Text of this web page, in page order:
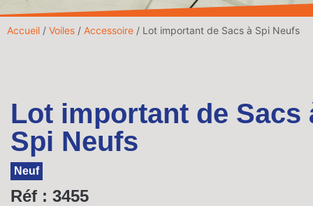
Accueil / Voiles / Accessoire / Lot important de Sacs à Spi Neufs
Lot important de Sacs
Spi Neufs
Neuf
Réf : 3455